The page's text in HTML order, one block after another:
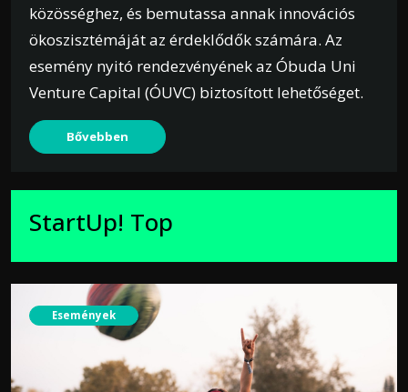
közösséghez, és bemutassa annak innovációs
ökoszisztémáját az érdeklődők számára. Az
esemény nyitó rendezvényének az Óbuda Uni
Venture Capital (ÓUVC) biztosított lehetőséget.
Bővebben
StartUp! Top
Események